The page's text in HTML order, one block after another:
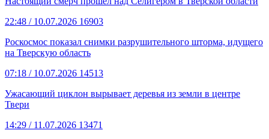
22:48 / 10.07.2026 16903
Роскосмос показал снимки разрушительного шторма, идущего
на Тверскую область
07:18 / 10.07.2026 14513
Ужасающий циклон вырывает деревья из земли в центре
Твери
14:29 / 11.07.2026 13471